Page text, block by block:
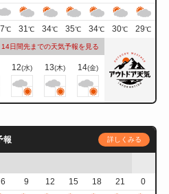
℃ 31℃ 34℃ 35℃ 34℃ 30℃ 29℃
14日間先までの天気予報を見る
12(水) 13(木) 14(金)
報 詳しくみる
6 9 12 15 18 21
0